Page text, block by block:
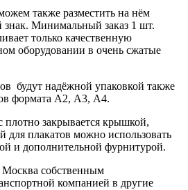
также разместить на нём
Минимальный заказ 1 шт.
только качественную
оборудовании в очень сжатые
будут надёжной упаковкой также
формата А2, А3, А4.
плотно закрывается крышкой,
для плакатов можно использовать
и дополнительной фурнитурой.
Москва собственным
компанией в другие